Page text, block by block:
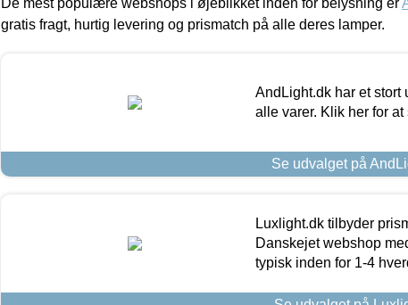
gratis fragt, hurtig levering og prismatch på alle deres lamper.
AndLight.dk har et stort
alle varer. Klik her for
Se udvalget på
Luxlight.dk tilbyder
Danskejet webshop
typisk inden for 1-4